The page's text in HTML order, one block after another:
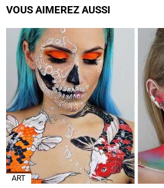
VOUS AIMEREZ AUSSI
ART